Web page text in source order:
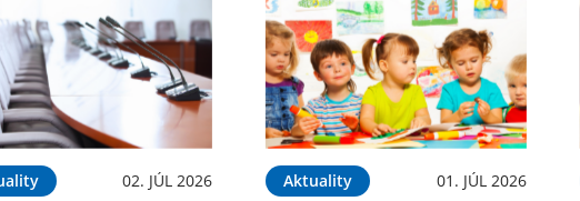
02. JÚL 2026 Aktuality 01. JÚL 2026